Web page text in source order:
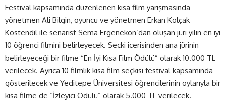
Festival kapsamında düzenlenen kısa film yarışmasında
yönetmen Ali Bilgin, oyuncu ve yönetmen Erkan Kolçak
Köstendil ile senarist Sema Ergenekon’dan oluşan jüri yılın en iyi
10 öğrenci filmini belirleyecek. Seçki içerisinden ana jürinin
belirleyeceği bir filme “En İyi Kısa Film Ödülü” olarak 10.000 TL
verilecek. Ayrıca 10 filmlik kısa film seçkisi festival kapsamında
gösterilecek ve Yeditepe Üniversitesi öğrencilerinin oylarıyla bir
kısa filme de “İzleyici Ödülü” olarak 5.000 TL verilecek.